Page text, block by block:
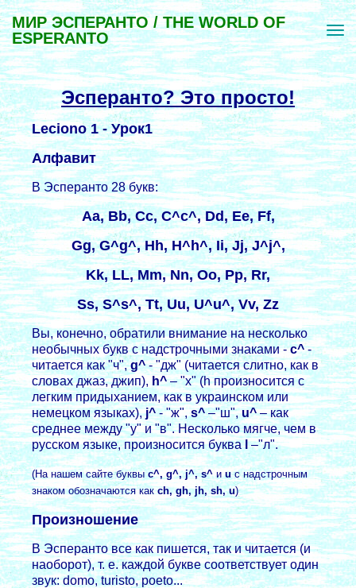
МИР ЭСПЕРАНТО / THE WORLD OF
ESPERANTO
Эсперанто? Это просто!
Leciono 1 - Уpок1
Алфавит
В Эсперанто 28 букв:
Aa, Bb, Cc, C^c^, Dd, Ee, Ff,
Gg, G^g^, Hh, H^h^, Ii, Jj, J^j^,
Kk, LL, Mm, Nn, Oo, Pp, Rr,
Ss, S^s^, Tt, Uu, U^u^, Vv, Zz
Вы, конечно, обратили внимание на несколько
необычных букв с надстрочными знаками -c^-
читается как "ч",g^- "дж" (читается слитно, как в
словах джаз, джип), h^– "х" (h произносится с
легким придыханием, как в украинском или
немецком языках),j^- "ж",s^–"ш",u^– как
среднее между "у" и "в". Несколько мягче, чем в
русском языке, произносится букваl–"л".
(На нашем сайте буквыc^, g^, j^, s^иuс надстрочным
знаком обозначаются какch, gh, jh, sh, u)
Произношение
В Эсперанто все как пишется, так и читается (и
наоборот), т. е. каждой букве соответствует один
звук: domo, turisto, poeto...